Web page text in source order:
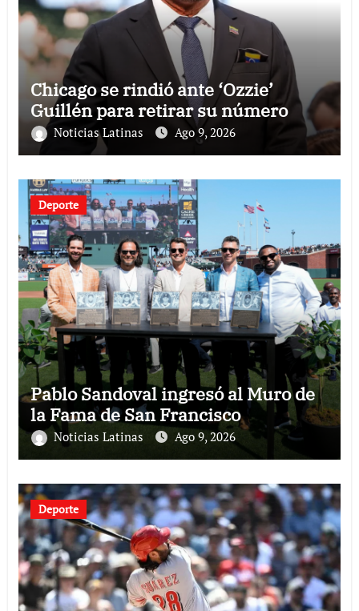
Chicago se rindió ante ‘Ozzie’
Guillén para retirar su número
Noticias Latinas Ago 9, 2026
Deporte
Pablo Sandoval ingresó al Muro de
la Fama de San Francisco
Noticias Latinas Ago 9, 2026
Deporte